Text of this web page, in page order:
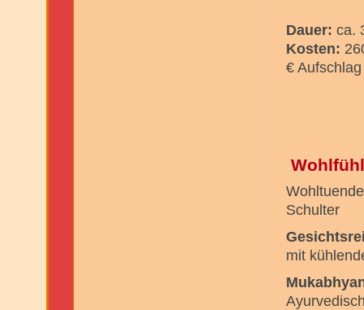
Dauer: ca.
Kosten:
€ Aufschlag
Schulter
mit